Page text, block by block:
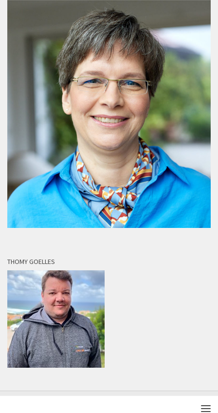
THOMY GOELLES